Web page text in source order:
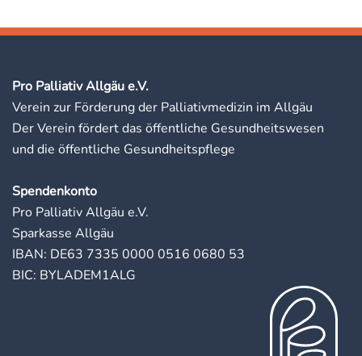
Pro Palliativ Allgäu e.V.
Verein zur Förderung der Palliativmedizin im Allgäu
Der Verein fördert das öffentliche Gesundheitswesen
und die öffentliche Gesundheitspflege
Spendenkonto
Pro Palliativ Allgäu e.V.
Sparkasse Allgäu
IBAN: DE63 7335 0000 0516 0680 53
BIC: BYLADEM1ALG